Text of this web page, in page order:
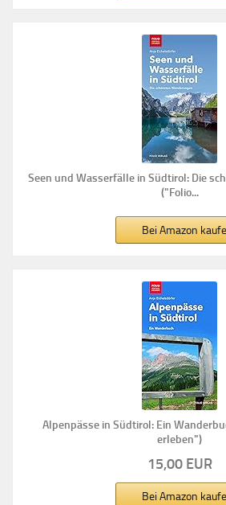
Seen und Wasserfälle in Südtirol: Die
("Folio...
Bei Amazon
Alpenpässe in Südtirol: Ein
erleben")
15,00 EUR
Bei Amazon